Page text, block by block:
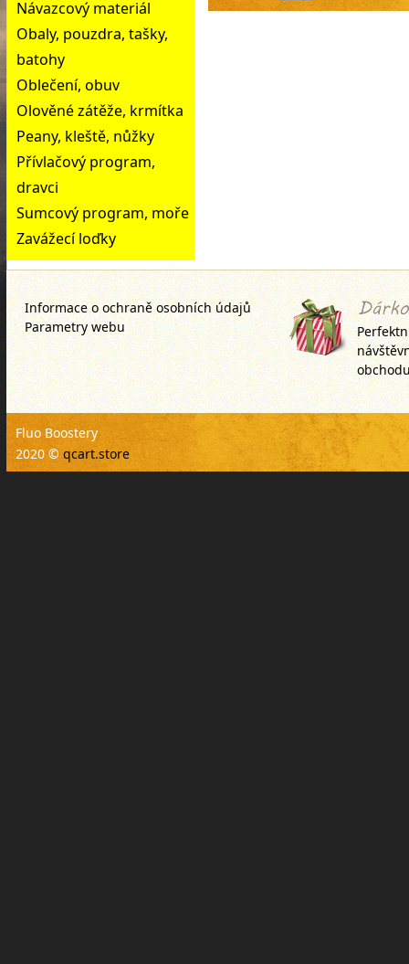
Návazcový materiál
Obaly, pouzdra, tašky,
batohy
Oblečení, obuv
Olověné zátěže, krmítka
Peany, kleště, nůžky
Přívlačový program,
dravci
Sumcový program, moře
Zavážecí loďky
Informace o ochraně osobních údajů
Parametry webu
Fluo Boostery
2020 © qcart.store